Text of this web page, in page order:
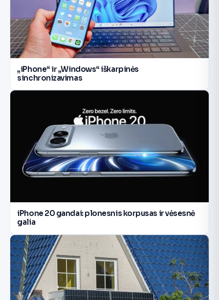
„iPhone“ ir „Windows“ iškarpinės
sinchronizavimas
iPhone 20 gandai: plonesnis korpusas ir vėsesnė
galia